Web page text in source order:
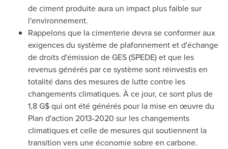
de ciment produite aura un impact plus faible sur
l'environnement.
Rappelons que la cimenterie devra se conformer aux
exigences du système de plafonnement et d'échange
de droits d'émission de GES (SPEDE) et que les
revenus générés par ce système sont réinvestis en
totalité dans des mesures de lutte contre les
changements climatiques. À ce jour, ce sont plus de
1,8 G$ qui ont été générés pour la mise en œuvre du
Plan d'action 2013-2020 sur les changements
climatiques et celle de mesures qui soutiennent la
transition vers une économie sobre en carbone.